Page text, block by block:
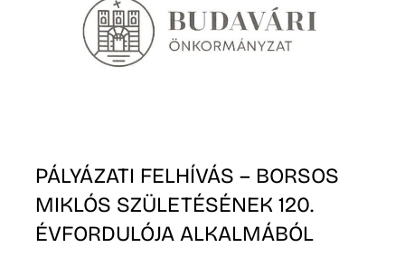
PÁLYÁZATI FELHÍVÁS – BORSOS
MIKLÓS SZÜLETÉSÉNEK 120.
ÉVFORDULÓJA ALKALMÁBÓL